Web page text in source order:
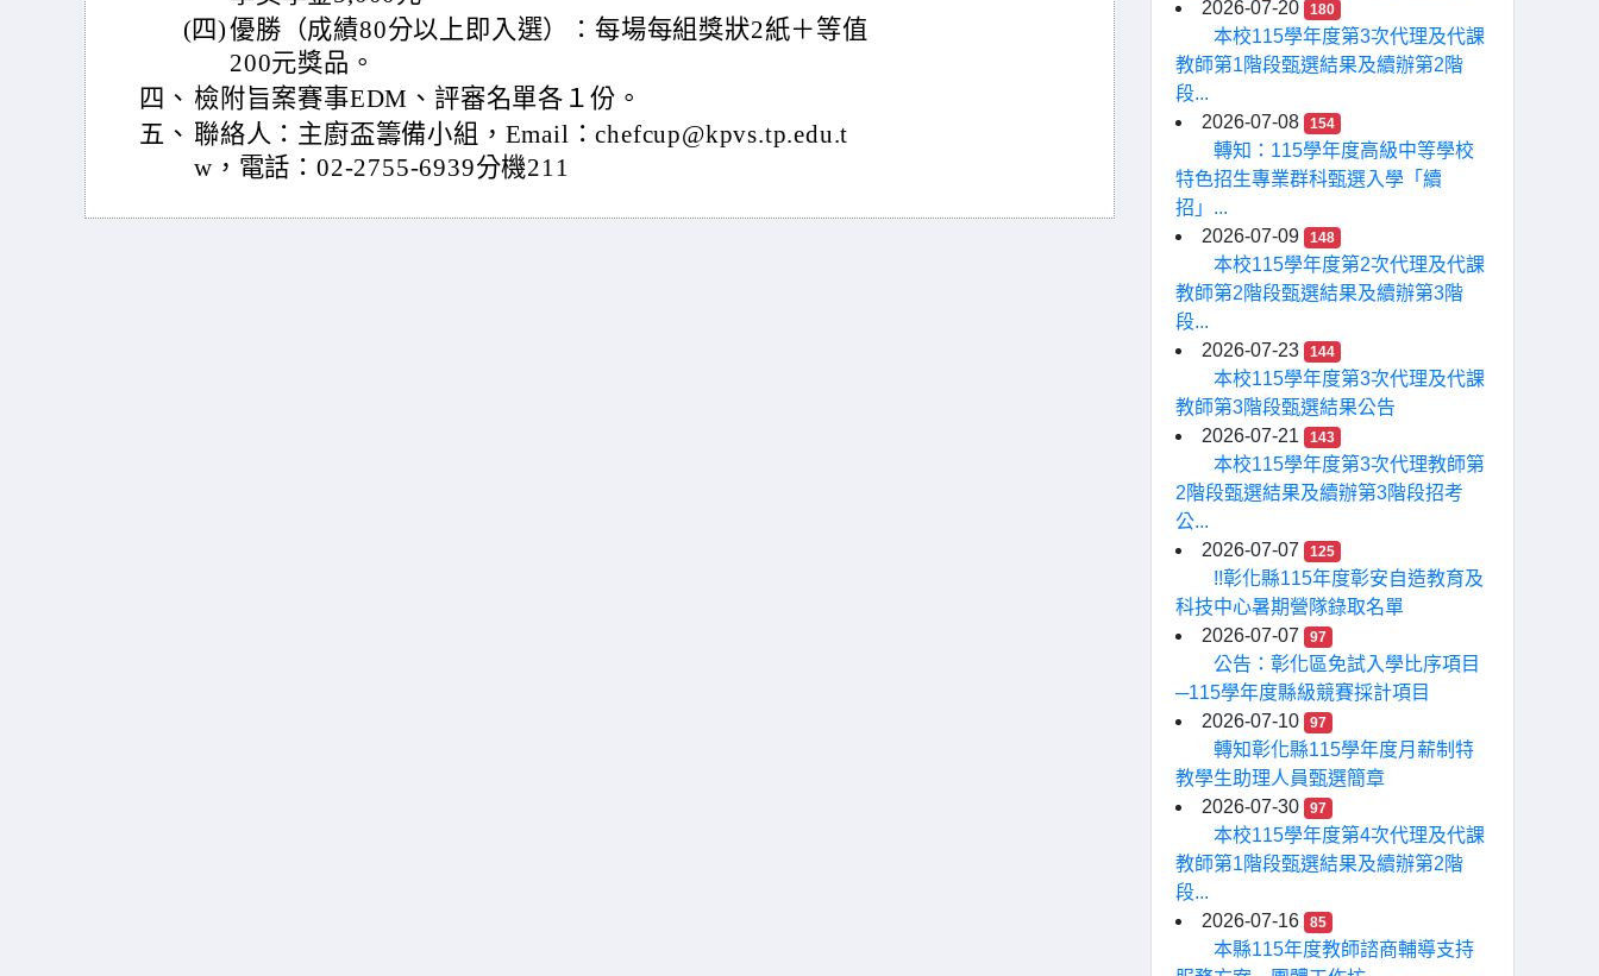
(四)優勝（成績80分以上即入選）：每場每組獎狀2紙＋等值
200元獎品。
四、 檢附旨案賽事EDM、評審名單各１份。
五、 聯絡人：主廚盃籌備小組，Email：chefcup@kpvs.tp.edu.t
w，電話：02-2755-6939分機211
2026-07-20
180
本校115學年度第3次代理及代課
教師第1階段甄選結果及續辦第2階
段...
2026-07-08
154
轉知：115學年度高級中等學校
特色招生專業群科甄選入學「續
招」...
2026-07-09
148
本校115學年度第2次代理及代課
教師第2階段甄選結果及續辦第3階
段...
2026-07-23
144
本校115學年度第3次代理及代課
教師第3階段甄選結果公告
2026-07-21
143
本校115學年度第3次代理教師第
2階段甄選結果及續辦第3階段招考
公...
2026-07-07
125
!!彰化縣115年度彰安自造教育及
科技中心暑期營隊錄取名單
2026-07-07
97
公告：彰化區免試入學比序項目
─115學年度縣級競賽採計項目
2026-07-10
97
轉知彰化縣115學年度月薪制特
教學生助理人員甄選簡章
2026-07-30
97
本校115學年度第4次代理及代課
教師第1階段甄選結果及續辦第2階
段...
2026-07-16
85
本縣115年度教師諮商輔導支持